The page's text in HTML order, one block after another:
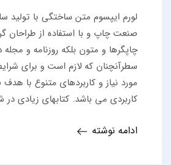
لورم ایپسوم متن ساختگی با تولید
صنعت چاپ و با استفاده از طراحان
چاپگرها و متون بلکه روزنامه و
سطرآنچنان که لازم است و برای
مورد نیاز و کاربردهای متنوع با هدف
کاربردی می باشد. کتابهای زیادی
ادامه نوشته